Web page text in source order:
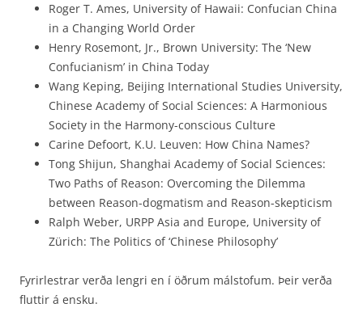
Roger T. Ames, University of Hawaii: Confucian China
in a Changing World Order
Henry Rosemont, Jr., Brown University: The ‘New
Confucianism’ in China Today
Wang Keping, Beijing International Studies University,
Chinese Academy of Social Sciences: A Harmonious
Society in the Harmony-conscious Culture
Carine Defoort, K.U. Leuven: How China Names?
Tong Shijun, Shanghai Academy of Social Sciences:
Two Paths of Reason: Overcoming the Dilemma
between Reason-dogmatism and Reason-skepticism
Ralph Weber, URPP Asia and Europe, University of
Zürich: The Politics of ‘Chinese Philosophy’
Fyrirlestrar verða lengri en í öðrum málstofum. Þeir verða
fluttir á ensku.